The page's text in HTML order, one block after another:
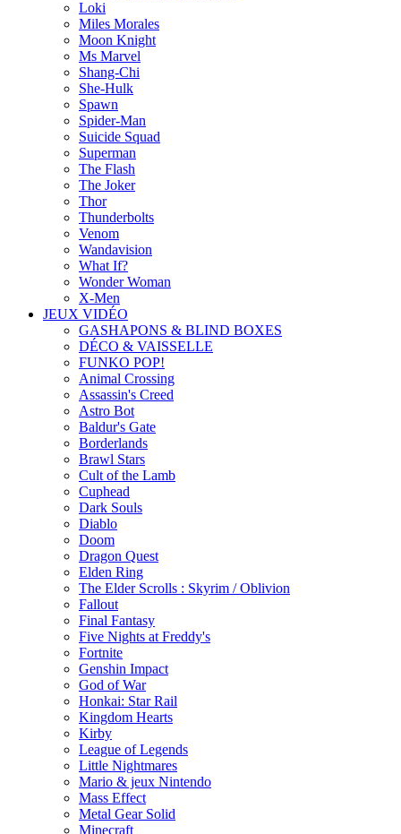
Loki
Miles Morales
Moon Knight
Ms Marvel
Shang-Chi
She-Hulk
Spawn
Spider-Man
Suicide Squad
Superman
The Flash
The Joker
Thor
Thunderbolts
Venom
Wandavision
What If?
Wonder Woman
X-Men
JEUX VIDÉO
GASHAPONS & BLIND BOXES
DÉCO & VAISSELLE
FUNKO POP!
Animal Crossing
Assassin's Creed
Astro Bot
Baldur's Gate
Borderlands
Brawl Stars
Cult of the Lamb
Cuphead
Dark Souls
Diablo
Doom
Dragon Quest
Elden Ring
The Elder Scrolls : Skyrim / Oblivion
Fallout
Final Fantasy
Five Nights at Freddy's
Fortnite
Genshin Impact
God of War
Honkai: Star Rail
Kingdom Hearts
Kirby
League of Legends
Little Nightmares
Mario & jeux Nintendo
Mass Effect
Metal Gear Solid
Minecraft